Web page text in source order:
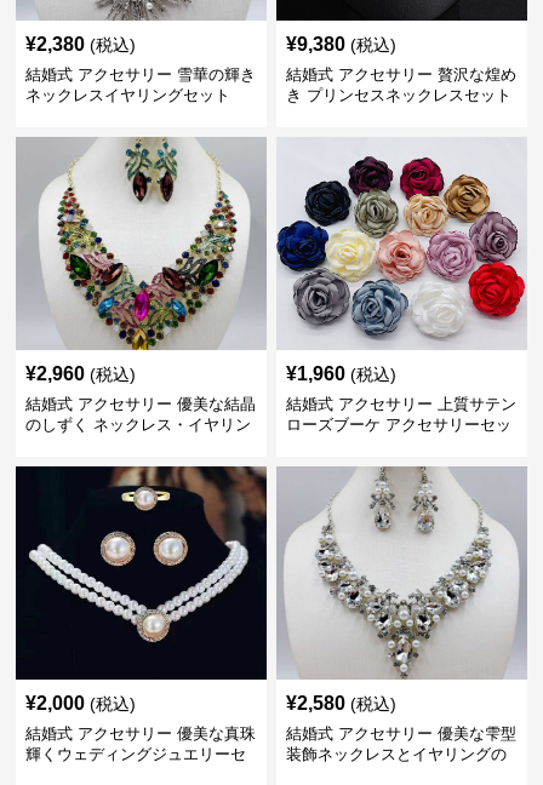
¥2,380 (税込)
結婚式 アクセサリー 雪華の輝き
ネックレスイヤリングセット
¥9,380 (税込)
結婚式 アクセサリー 贅沢な煌め
き プリンセスネックレスセット
¥2,960 (税込)
結婚式 アクセサリー 優美な結晶
のしずく ネックレス・イヤリン
¥1,960 (税込)
結婚式 アクセサリー 上質サテン
ローズブーケ アクセサリーセッ
¥2,000 (税込)
結婚式 アクセサリー 優美な真珠
輝くウェディングジュエリーセ
¥2,580 (税込)
結婚式 アクセサリー 優美な雫型
装飾ネックレスとイヤリングの